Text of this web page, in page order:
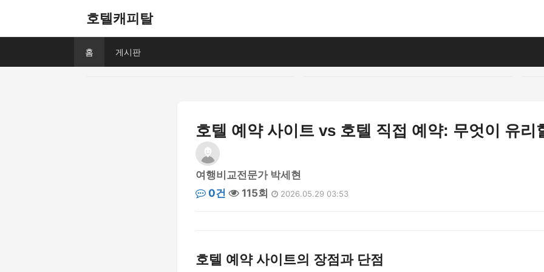
호텔캐피탈
홈 게시판
호텔 예약 사이트 vs 호텔 직접 예약: 무엇이 유리
여행비교전문가 박세현
0건
115회 2026.05.29 03:53
호텔 예약 사이트의 장점과 단점